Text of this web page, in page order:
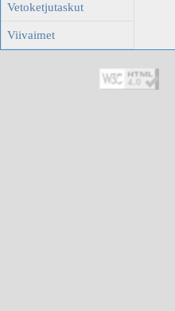
Vetoketjutaskut
Viivaimet